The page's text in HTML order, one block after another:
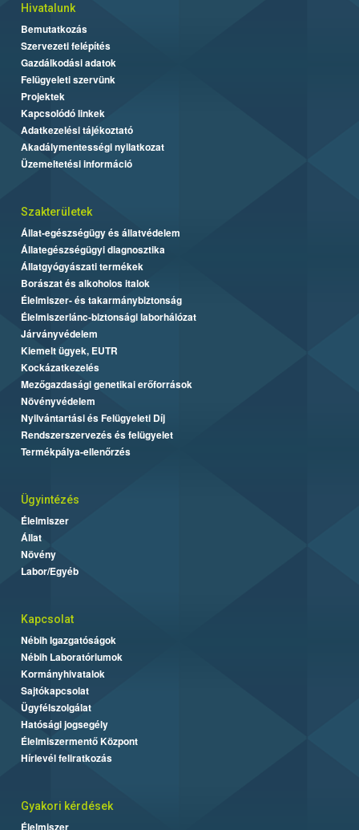
Hivatalunk
Bemutatkozás
Szervezeti felépítés
Gazdálkodási adatok
Felügyeleti szervünk
Projektek
Kapcsolódó linkek
Adatkezelési tájékoztató
Akadálymentességi nyilatkozat
Üzemeltetési információ
Szakterületek
Állat-egészségügy és állatvédelem
Állategészségügyi diagnosztika
Állatgyógyászati termékek
Borászat és alkoholos italok
Élelmiszer- és takarmánybiztonság
Élelmiszerlánc-biztonsági laborhálózat
Járványvédelem
Kiemelt ügyek, EUTR
Kockázatkezelés
Mezőgazdasági genetikai erőforrások
Növényvédelem
Nyilvántartási és Felügyeleti Díj
Rendszerszervezés és felügyelet
Termékpálya-ellenőrzés
Ügyintézés
Élelmiszer
Állat
Növény
Labor/Egyéb
Kapcsolat
Nébih Igazgatóságok
Nébih Laboratóriumok
Kormányhivatalok
Sajtókapcsolat
Ügyfélszolgálat
Hatósági jogsegély
Élelmiszermentő Központ
Hírlevél feliratkozás
Gyakori kérdések
Élelmiszer